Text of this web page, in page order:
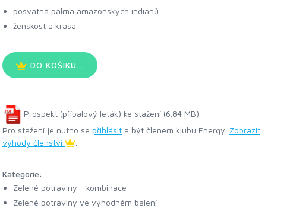
posvátná palma amazonských indiánů
ženskost a krása
DO KOŠÍKU...
Prospekt (příbalový leták) ke stažení (6.84 MB).
Pro stažení je nutno se přihlásit a být členem klubu Energy. Zobrazit
výhody členství
Kategorie:
Zelené potraviny - kombinace
Zelené potraviny ve výhodném balení